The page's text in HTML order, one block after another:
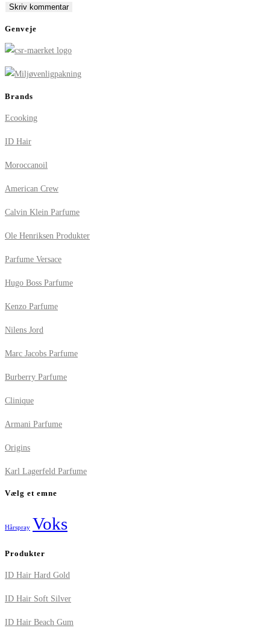
comment
comment
(optional)
Genveje
Brands
Ecooking
ID Hair
Moroccanoil
American Crew
Calvin Klein Parfume
Ole Henriksen Produkter
Parfume Versace
Hugo Boss Parfume
Kenzo Parfume
Nilens Jord
Marc Jacobs Parfume
Burberry Parfume
Clinique
Armani Parfume
Origins
Karl Lagerfeld Parfume
Vælg et emne
Hårspray Voks
Produkter
ID Hair Hard Gold
ID Hair Soft Silver
ID Hair Beach Gum